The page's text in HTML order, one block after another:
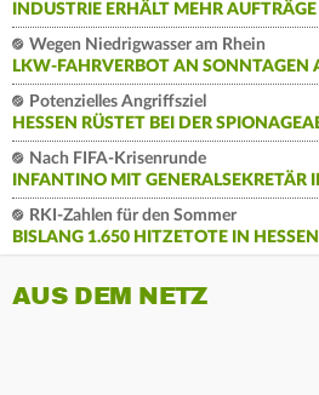
INDUSTRIE ERHÄLT MEHR AUFTRÄGE
Wegen Niedrigwasser am Rhein
LKW-FAHRVERBOT AN SONNTAGEN
Potenzielles Angriffsziel
HESSEN RÜSTET BEI DER
Nach FIFA-Krisenrunde
INFANTINO MIT GENERALSEKRETÄR
RKI-Zahlen für den Sommer
BISLANG 1.650 HITZETOTE IN HESSEN
AUS DEM NETZ